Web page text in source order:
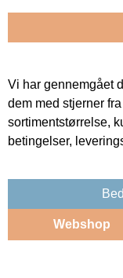
Vi har gennemgået
dem med stjerner
sortimentstørrelse,
betingelser,
Webshop